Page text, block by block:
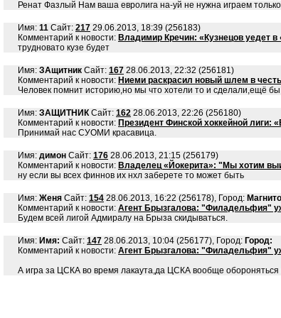
Ренат Фазлый Нам ваша евролига на-уй не нужна играем
Имя: 11 Сайт: 217 29.06.2013, 18:39 (256183)
Комментарий к новости: Владимир Кречин: «Кузнецов уедет в
трудновато кузе будет
Имя: ЗАщитник Сайт: 167 28.06.2013, 22:32 (256181)
Комментарий к новости: Ниеми раскрасил новый шлем в
Человек помнит историю,но мы что хотели то и сделали,ещё
Имя: ЗАЩИТНИКСайт: 162 28.06.2013, 22:26 (256180)
Комментарий к новости: Президент Финской хоккейной лиги:
Принимай нас СУОМИ красавица.
Имя: димон Сайт: 176 28.06.2013, 21:15 (256179)
Комментарий к новости: Владелец «Йокерита»: "Мы хотим
ну если вы всех финнов их нхл заберете то может быть
Имя: Женя Сайт: 154 28.06.2013, 16:22 (256178), Город:
Комментарий к новости: Агент Брызгалова: "Филадельфия"
Будем всей лигой Адмиралу на Брыза скидываться.
Имя: Имя: Сайт: 147 28.06.2013, 10:04 (256177), Город: Город:
Комментарий к новости: Агент Брызгалова: "Филадельфия"
А игра за ЦСКА во время лакаута,да ЦСКА вообще